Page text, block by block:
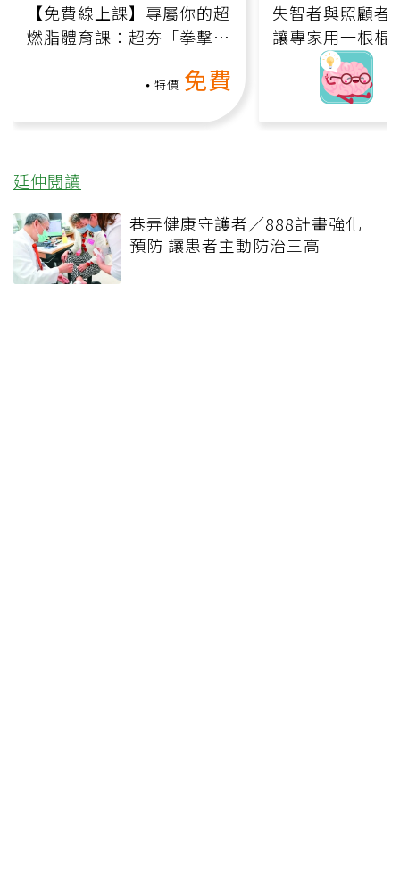
【免費線上課】專屬你的超
燃脂體育課：超夯「拳擊有
特價 免費
失智者與照顧者
讓專家用一根棍
何逆轉退化大
延伸閱讀
巷弄健康守護者／888計畫強化
預防 讓患者主動防治三高